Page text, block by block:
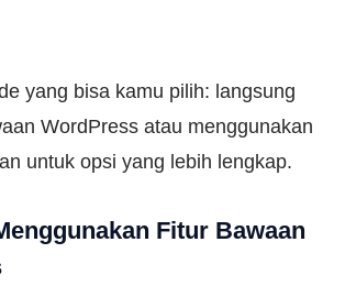
yang bisa kamu pilih: langsung
WordPress atau menggunakan
untuk opsi yang lebih lengkap.
Fitur Bawaan